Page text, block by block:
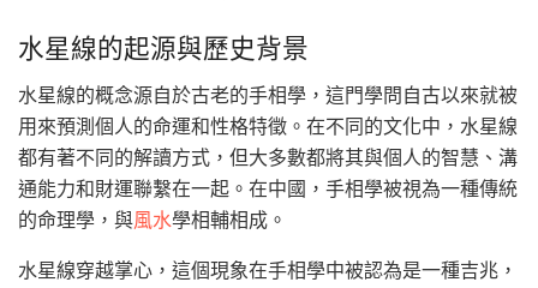
水星線的起源與歷史背景
水星線的概念源自於古老的手相學，這門學問自古以來就被
用來預測個人的命運和性格特徵。在不同的文化中，水星線
都有著不同的解讀方式，但大多數都將其與個人的智慧、溝
通能力和財運聯繫在一起。在中國，手相學被視為一種傳統
的命理學，與風水學相輔相成。
水星線穿越掌心，這個現象在手相學中被認為是一種吉兆，